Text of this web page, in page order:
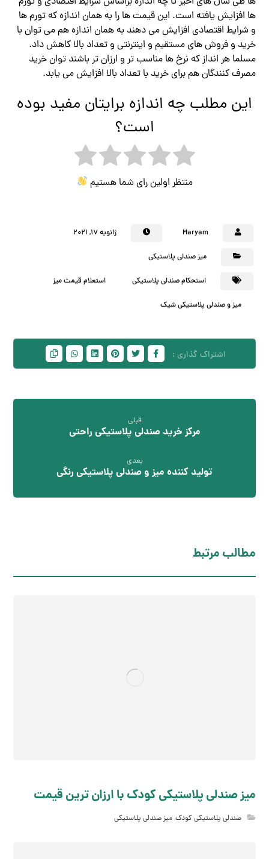
ها افزایش یافته است. این قیمت ها را به همان اندازه که تورم ها
و شرایط اقتصادی افزایش می دهند به همان اندازه هم می توان با
خرید و فروش های مستقیم و اینترنتی و تعداد بالا کاهش داد.
مسلما هر انداز که نرخ ها مناسب تر و ارزان تر باشند توان خرید
مصرف کنندگان هم برای خرید با تعداد بالا افزایش می یابد.
این مطلب چه اندازه برایتان مفید بوده
است؟
منتظر اولین رای شما هستیم
Maryam ژانویه ۱۷, ۲۰۲۱
میز صندلی پلاستیکی
استحکام صندلی پلاستیکی استعلام قیمت میز
میز و صندلی پلاستیکی شیک
قبلی
مرکز خرید صندلی پلاستیکی راحتی
بعدی
تولید کننده میز و صندلی پلاستیکی رنگی
مطالب مرتبط
میز صندلی پلاستیکی کودک با ارزان ترین قیمت
صندلی پلاستیکی کودک,میز صندلی پلاستیکی